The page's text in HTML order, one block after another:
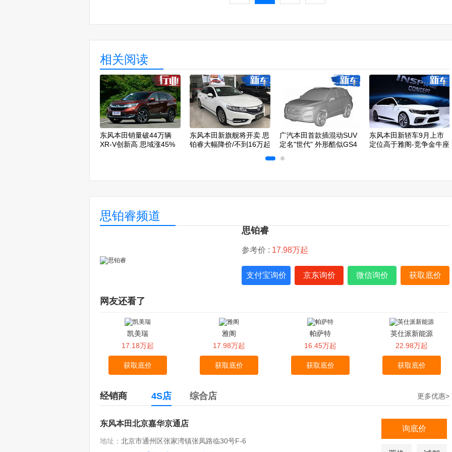
相关阅读
东风本田销量破44万辆
XR-V创新高 思域涨45%
东风本田新旗舰将开卖 思
铂睿大幅降价/不到16万起
广汽本田首款插混动SUV
定名"世代" 外形酷似GS4
东风本田新轿车9月上市
定位高于雅阁-竞争金牛座
思铂睿频道
思铂睿
参考价 : 17.98万起
支付宝询价 京东询价 微信询价 获取底价
网友还看了
凯美瑞
17.18万起
获取底价
雅阁
17.98万起
获取底价
帕萨特
16.45万起
获取底价
英仕派新能源
22.98万起
获取底价
经销商 4S店 综合店 更多优惠>
东风本田北京嘉华京通店
地址： 北京市通州区张家湾镇张凤路临30号F-6
询底价